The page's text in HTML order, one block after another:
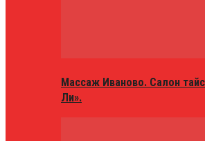
Массаж Иваново. Салон
Ли».